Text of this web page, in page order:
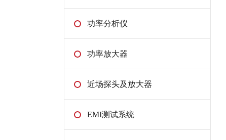
功率分析仪
功率放大器
近场探头及放大器
EMI测试系统